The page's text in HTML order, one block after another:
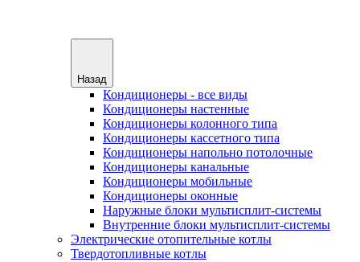
Назад
Кондиционеры - все виды
Кондиционеры настенные
Кондиционеры колонного типа
Кондиционеры кассетного типа
Кондиционеры напольно потолочные
Кондиционеры канальные
Кондиционеры мобильные
Кондиционеры оконные
Наружные блоки мультисплит-системы
Внутренние блоки мультисплит-системы
Электрические отопительные котлы
Твердотопливные котлы